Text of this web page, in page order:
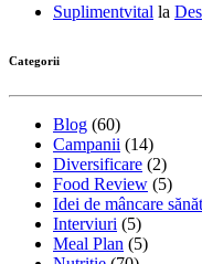
Suplimentvital la
Categorii
Blog (60)
Campanii (14)
Diversificare (2)
Food Review (5)
Idei de mâncare
Interviuri (5)
Meal Plan (5)